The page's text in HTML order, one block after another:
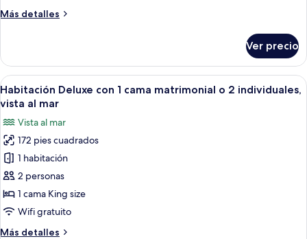
al
Más detalles
Más
doble
ejecutiva,
vista
al
Ver precio
Abrir
todas
fotos
de
Habitación
Deluxe
con
1
Una habitación de hotel con cama,
9
Habitación Deluxe con 1 cama matrimonial o 2 individuales,
vista al mar
Vista al mar
172 pies cuadrados
1 habitación
2 personas
1 cama King size
Wifi gratuito
Más detalles
Más